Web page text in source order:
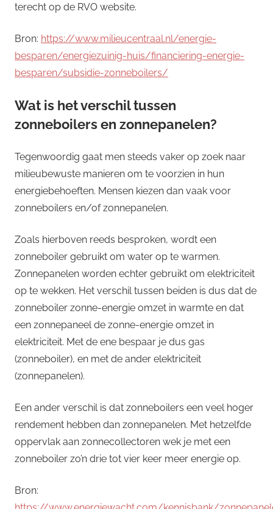
terecht op de RVO website.
Bron: https://www.milieucentraal.nl/energie-
besparen/energiezuinig-huis/financiering-energie-
besparen/subsidie-zonneboilers/
Wat is het verschil tussen
zonneboilers en zonnepanelen?
Tegenwoordig gaat men steeds vaker op zoek naar
milieubewuste manieren om te voorzien in hun
energiebehoeften. Mensen kiezen dan vaak voor
zonneboilers en/of zonnepanelen.
Zoals hierboven reeds besproken, wordt een
zonneboiler gebruikt om water op te warmen.
Zonnepanelen worden echter gebruikt om elektriciteit
op te wekken. Het verschil tussen beiden is dus dat de
zonneboiler zonne-energie omzet in warmte en dat
een zonnepaneel de zonne-energie omzet in
elektriciteit. Met de ene bespaar je dus gas
(zonneboiler), en met de ander elektriciteit
(zonnepanelen).
Een ander verschil is dat zonneboilers een veel hoger
rendement hebben dan zonnepanelen. Met hetzelfde
oppervlak aan zonnecollectoren wek je met een
zonneboiler zo’n drie tot vier keer meer energie op.
Bron: